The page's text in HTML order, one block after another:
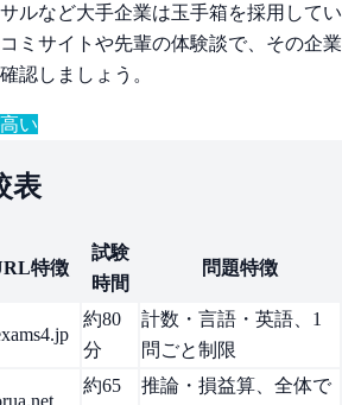
ルなど大手企業は玉手箱を採用してい
ミサイトや先輩の体験談で、その企業
認しましょう。
い
表
特徴
試験
時間
問題特徴
約80
分
計数・言語・英語、1
問ごと制限
約65
推論・損益算、全体で